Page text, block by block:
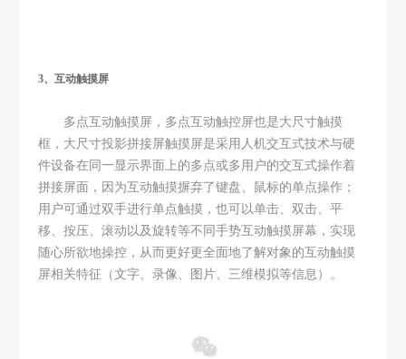
3、互动触摸屏
多点互动触摸屏，多点互动触控屏也是大尺寸触摸
框，大尺寸投影拼接屏触摸屏是采用人机交互式技术与硬
件设备在同一显示界面上的多点或多用户的交互式操作着
拼接屏面，因为互动触摸摒弃了键盘、鼠标的单点操作；
用户可通过双手进行单点触摸，也可以单击、双击、平
移、按压、滚动以及旋转等不同手势互动触摸屏幕，实现
随心所欲地操控，从而更好更全面地了解对象的互动触摸
屏相关特征（文字、录像、图片、三维模拟等信息）。